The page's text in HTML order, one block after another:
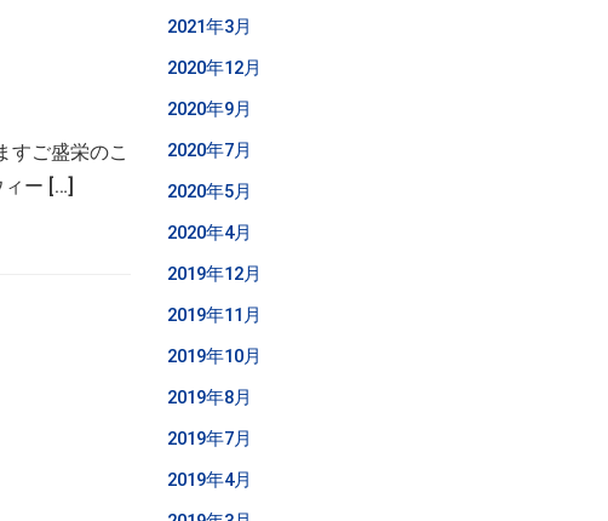
すご盛栄のこ
ー […]
2021年3月
2020年12月
2020年9月
2020年7月
2020年5月
2020年4月
2019年12月
2019年11月
2019年10月
2019年8月
2019年7月
2019年4月